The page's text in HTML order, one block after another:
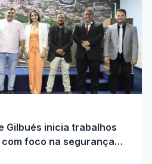
Gilbués inicia trabalhos
foco na segurança